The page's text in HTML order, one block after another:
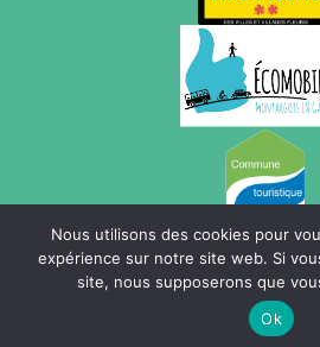
Mentions légales | Politique de
Nous utilisons des cookies pour
expérience sur notre site web. Si
site, nous supposerons que
Ok